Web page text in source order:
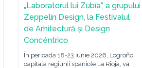
„Laboratorul lui Zubía”, a grupului
Zeppelin Design, la Festivalul
de Arhitectură și Design
Concéntrico
În perioada 18-23 iunie 2026, Logroño,
capitala regiunii spaniole La Rioja, va